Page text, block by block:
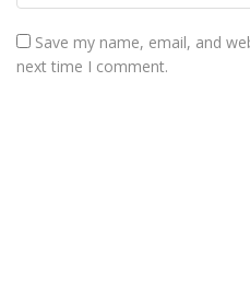
Save my name, email, and
next time I comment.